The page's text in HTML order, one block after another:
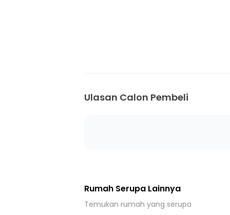
Ulasan Calon Pembeli
Rumah Serupa Lainnya
Temukan rumah yang serupa